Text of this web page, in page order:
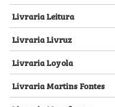
Livraria Leitura
Livraria Livruz
Livraria Loyola
Livraria Martins Fontes